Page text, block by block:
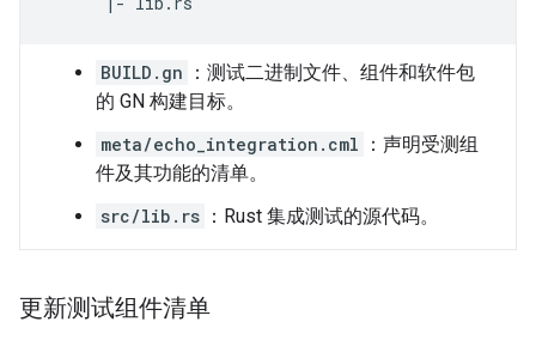
BUILD.gn
：测试二进制文件、组件和软件包
的 GN 构建目标。
meta/echo_integration.cml
：声明受测组
件及其功能的清单。
src/lib.rs ：Rust 集成测试的源代码。
更新测试组件清单